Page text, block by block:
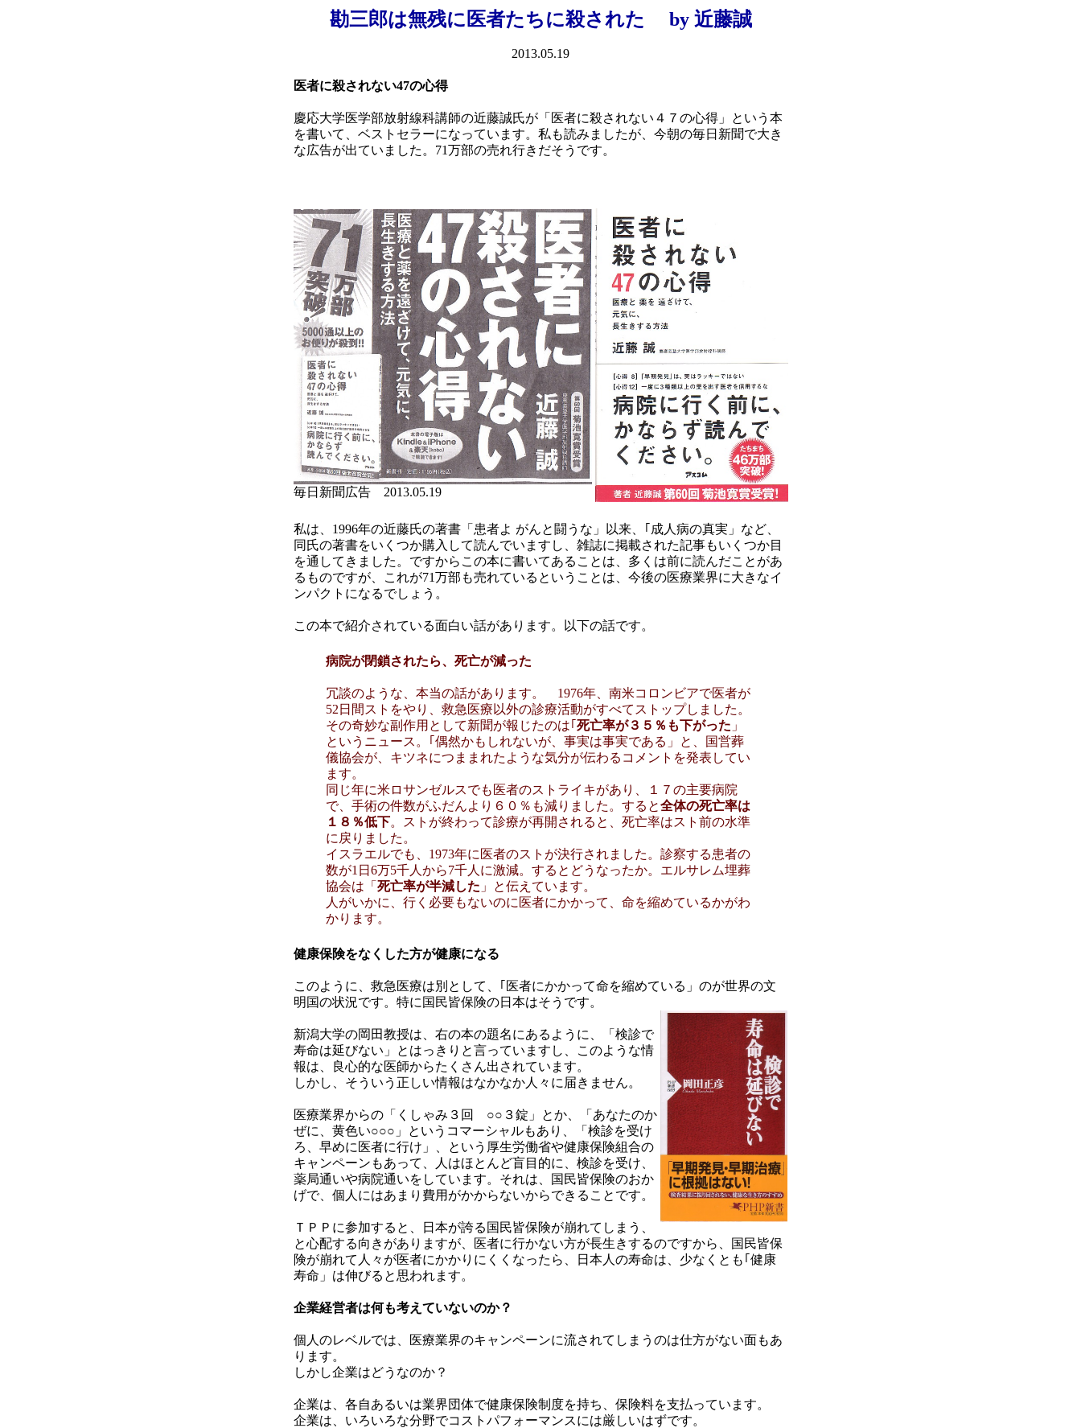
勘三郎は無残に医者たちに殺された by 近藤誠
2013.05.19
医者に殺されない47の心得
慶応大学医学部放射線科講師の近藤誠氏が「医者に殺されない４７の心得」という本
を書いて、ベストセラーになっています。私も読みましたが、今朝の毎日新聞で大き
な広告が出ていました。71万部の売れ行きだそうです。
毎日新聞広告 2013.05.19
私は、1996年の近藤氏の著書「患者よ がんと闘うな」以来、｢成人病の真実」など、
同氏の著書をいくつか購入して読んでいますし、雑誌に掲載された記事もいくつか目
を通してきました。ですからこの本に書いてあることは、多くは前に読んだことがあ
るものですが、これが71万部も売れているということは、今後の医療業界に大きなイ
ンパクトになるでしょう。
この本で紹介されている面白い話があります。以下の話です。
病院が閉鎖されたら、死亡が減った
冗談のような、本当の話があります。 1976年、南米コロンビアで医者が
52日間ストをやり、救急医療以外の診療活動がすべてストップしました。
その奇妙な副作用として新聞が報じたのは｢ 死亡率が３５％も下がった 」
というニュース。｢偶然かもしれないが、事実は事実である」と、国営葬
儀協会が、キツネにつままれたような気分が伝わるコメントを発表してい
ます。
同じ年に米ロサンゼルスでも医者のストライキがあり、１７の主要病院
で、手術の件数がふだんより６０％も減りました。すると全体の死亡率は
１８％低下。ストが終わって診療が再開されると、死亡率はスト前の水準
に戻りました。
イスラエルでも、1973年に医者のストが決行されました。診察する患者の
数が1日6万5千人から7千人に激減。するとどうなったか。エルサレム埋葬
協会は「 死亡率が半減した 」と伝えています。
人がいかに、行く必要もないのに医者にかかって、命を縮めているかがわ
かります。
健康保険をなくした方が健康になる
このように、救急医療は別として、｢医者にかかって命を縮めている」のが世界の文
明国の状況です。特に国民皆保険の日本はそうです。
新潟大学の岡田教授は、右の本の題名にあるように、「検診で
寿命は延びない」とはっきりと言っていますし、このような情
報は、良心的な医師からたくさん出されています。
しかし、そういう正しい情報はなかなか人々に届きません。
医療業界からの「くしゃみ３回 ○○３錠」とか、「あなたのか
ぜに、黄色い○○○」というコマーシャルもあり、「検診を受け
ろ、早めに医者に行け」、という厚生労働省や健康保険組合の
キャンペーンもあって、人はほとんど盲目的に、検診を受け、
薬局通いや病院通いをしています。それは、国民皆保険のおか
げで、個人にはあまり費用がかからないからできることです。
ＴＰＰに参加すると、日本が誇る国民皆保険が崩れてしまう、
と心配する向きがありますが、医者に行かない方が長生きするのですから、国民皆保
険が崩れて人々が医者にかかりにくくなったら、日本人の寿命は、少なくとも｢健康
寿命」は伸びると思われます。
企業経営者は何も考えていないのか？
個人のレベルでは、医療業界のキャンペーンに流されてしまうのは仕方がない面もあ
ります。
しかし企業はどうなのか？
企業は、各自あるいは業界団体で健康保険制度を持ち、保険料を支払っています。
企業は、いろいろな分野でコストパフォーマンスには厳しいはずです。